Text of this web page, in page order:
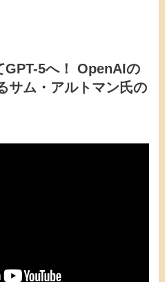
GPT-5へ！ OpenAIの
サム・アルトマン氏の